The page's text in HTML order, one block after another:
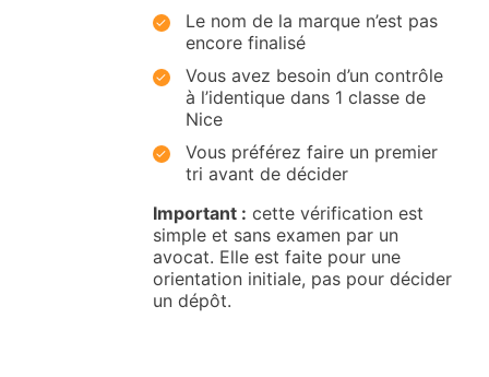
Le nom de la marque n’est pas
encore finalisé
Vous avez besoin d’un contrôle
à l’identique dans 1 classe de
Nice
Vous préférez faire un premier
tri avant de décider
Important : cette vérification est
simple et sans examen par un
avocat. Elle est faite pour une
orientation initiale, pas pour décider
un dépôt.